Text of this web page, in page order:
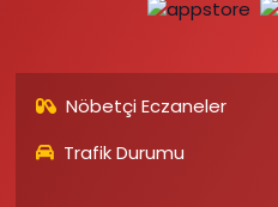
Nöbetçi Eczaneler
Trafik Durumu